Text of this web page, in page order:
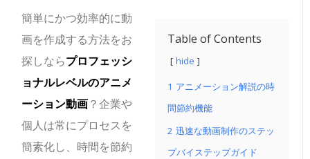
Table of Contents
hide
1 アニメーション解説の時
間節約機能
2 迅速な動画制作のステッ
プバイステップガイド
簡単にかつ効率的に動
画を作成する方法をお
探しならプロフェッシ
ョナルレベルのアニメ
ーション動画？企業や
個人は常にプロセスを
簡素化し、時間を節約